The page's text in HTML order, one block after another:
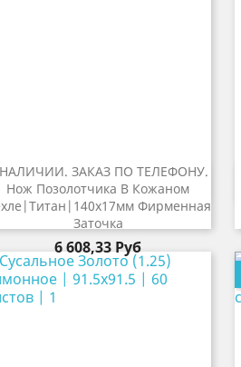
ЗАКАЗ ПО ТЕЛЕФОНУ.
Нож Позолотчика В Кожаном
Фирменная
Заточка
6 608,33 Руб
 Быстрый просмотр